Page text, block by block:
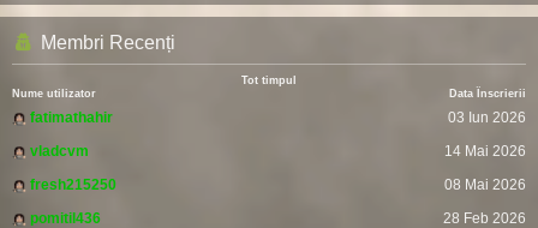
Membri Recenți
Tot timpul
Nume utilizator
Data Înscrierii
fatimathahir
03 Iun 2026
vladcvm
14 Mai 2026
fresh215250
08 Mai 2026
pomitil436
28 Feb 2026